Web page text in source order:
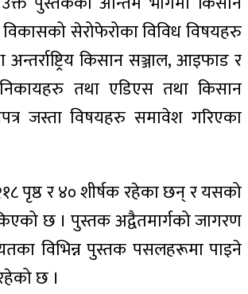
सेरोफेरोका विविध विषयहरु
अन्तर्राष्ट्रिय किसान सञ्जाल, आइफाड र
तथा एडिएस तथा किसान
जस्ता विषयहरु समावेश गरिएका
पृष्ठ र ४० शीर्षक रहेका छन् र यसको
छ । पुस्तक अद्वैतमार्गको जागरण
विभिन्न पुस्तक पसलहरूमा पाइने
छ ।